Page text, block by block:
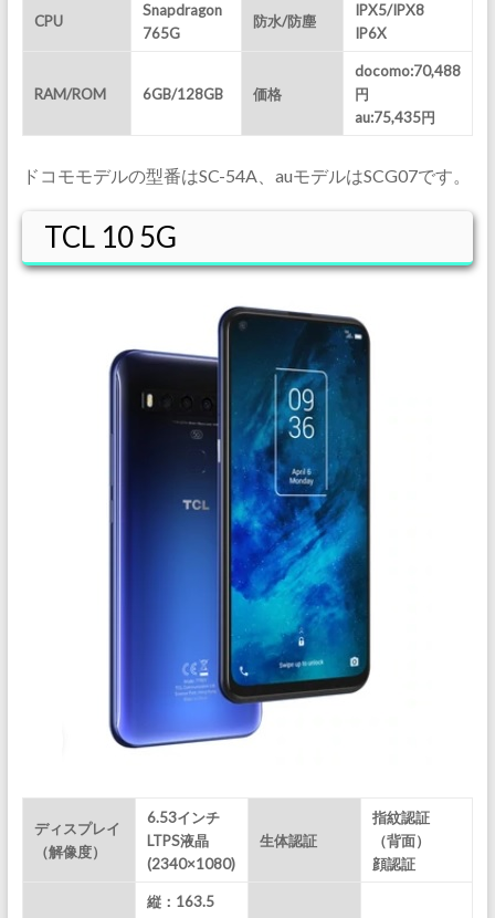
CPU
Snapdragon
765G
防水/防塵
IPX5/IPX8
IP6X
RAM/ROM 6GB/128GB 価格
docomo:70,488
円
au:75,435円
ドコモモデルの型番はSC-54A、auモデルはSCG07です。
TCL 10 5G
ディスプレイ
（解像度）
6.53インチ
LTPS液晶
(2340×1080)
生体認証
指紋認証
（背面）
顔認証
縦：163.5